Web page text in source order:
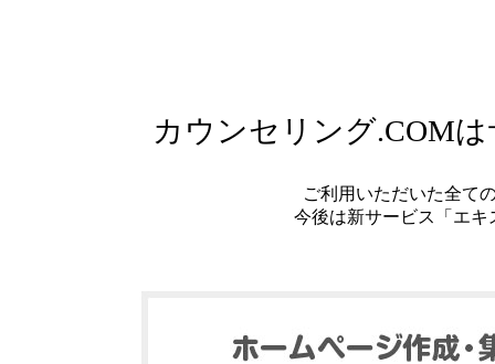
カウンセリング.COM
ご利用いただいた全て
今後は新サービス「エ